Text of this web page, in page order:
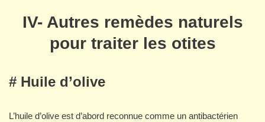
IV- Autres remèdes naturels
pour traiter les otites
# Huile d’olive
L’huile d’olive est d’abord reconnue comme un antibactérien